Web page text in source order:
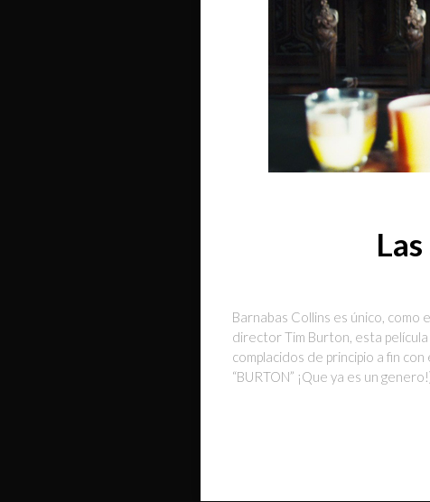
Barnabas Collins es único,
director Tim Burton, esta
complacidos de principio a fin
“BURTON” ¡Que ya es un